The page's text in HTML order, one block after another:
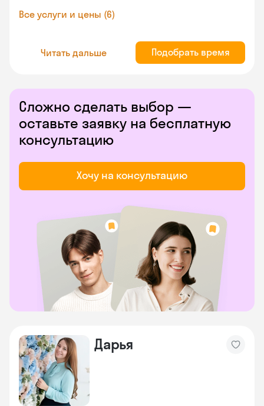
Все услуги и цены (6)
Читать дальше Подобрать время
Сложно сделать выбор —
оставьте заявку на бесплатную
консультацию
Хочу на консультацию
Дарья